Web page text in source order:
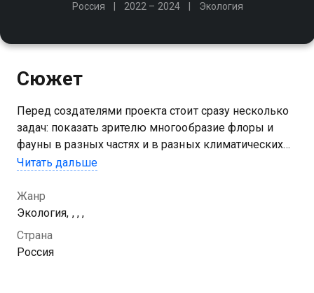
Россия
2022 – 2024 Экология
Сюжет
Перед создателями проекта стоит сразу несколько
задач: показать зрителю многообразие флоры и
фауны в разных частях и в разных климатических
поясах огромной страны; рассказать о людях,
защиты природы
Посмотреть онлайн сезон сериала Заповедники РФ
вы можете совершенно бесплатно в хорошем HD
Читать дальше
Жанр
Экология, , , ,
Страна
Россия